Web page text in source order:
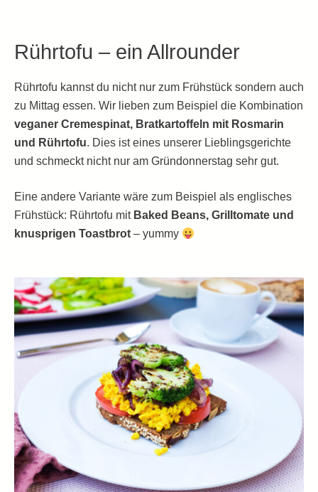
Rührtofu – ein Allrounder
Rührtofu kannst du nicht nur zum Frühstück sondern auch
zu Mittag essen. Wir lieben zum Beispiel die Kombination
veganer Cremespinat, Bratkartoffeln mit Rosmarin
und Rührtofu. Dies ist eines unserer Lieblingsgerichte
und schmeckt nicht nur am Gründonnerstag sehr gut.
Eine andere Variante wäre zum Beispiel als englisches
Frühstück: Rührtofu mit Baked Beans, Grilltomate und
knusprigen Toastbrot – yummy